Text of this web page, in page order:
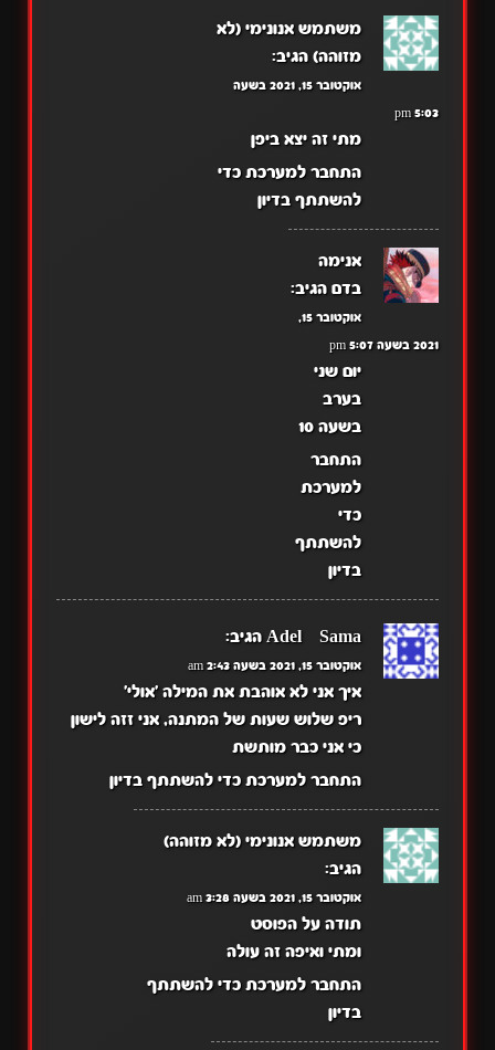
משתמש אנונימי (לא
מזוהה) הגיב:
אוקטובר 15, 2021 בשעה
5:03 pm
מתי זה יצא ביפן
התחבר למערכת כדי
להשתתף בדיון
אנימה
בדם הגיב:
אוקטובר 15,
2021 בשעה 5:07 pm
יום שני
בערב
בשעה 10
התחבר
למערכת
כדי
להשתתף
בדיון
Adel~Sama הגיב:
אוקטובר 15, 2021 בשעה 2:43 am
איך אני לא אוהבת את המילה 'אולי'
ריפ שלוש שעות של המתנה, אני זזה לישון
כי אני כבר מותשת
התחבר למערכת כדי להשתתף בדיון
משתמש אנונימי (לא מזוהה)
הגיב:
אוקטובר 15, 2021 בשעה 3:28 am
תודה על הפוסט
ומתי ואיפה זה עולה
התחבר למערכת כדי להשתתף
בדיון